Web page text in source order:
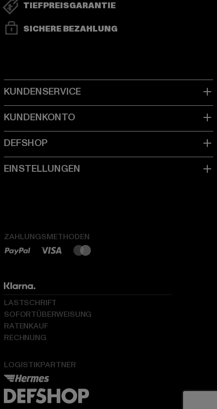
TIEFPREISGARANTIE
SICHERE BEZAHLUNG
ZAHLUNGSMETHODEN
LOGISTIKPARTNER
LASTSCHRIFT
SOFORTÜBERWEISUNG
RATENKAUF
RECHNUNG